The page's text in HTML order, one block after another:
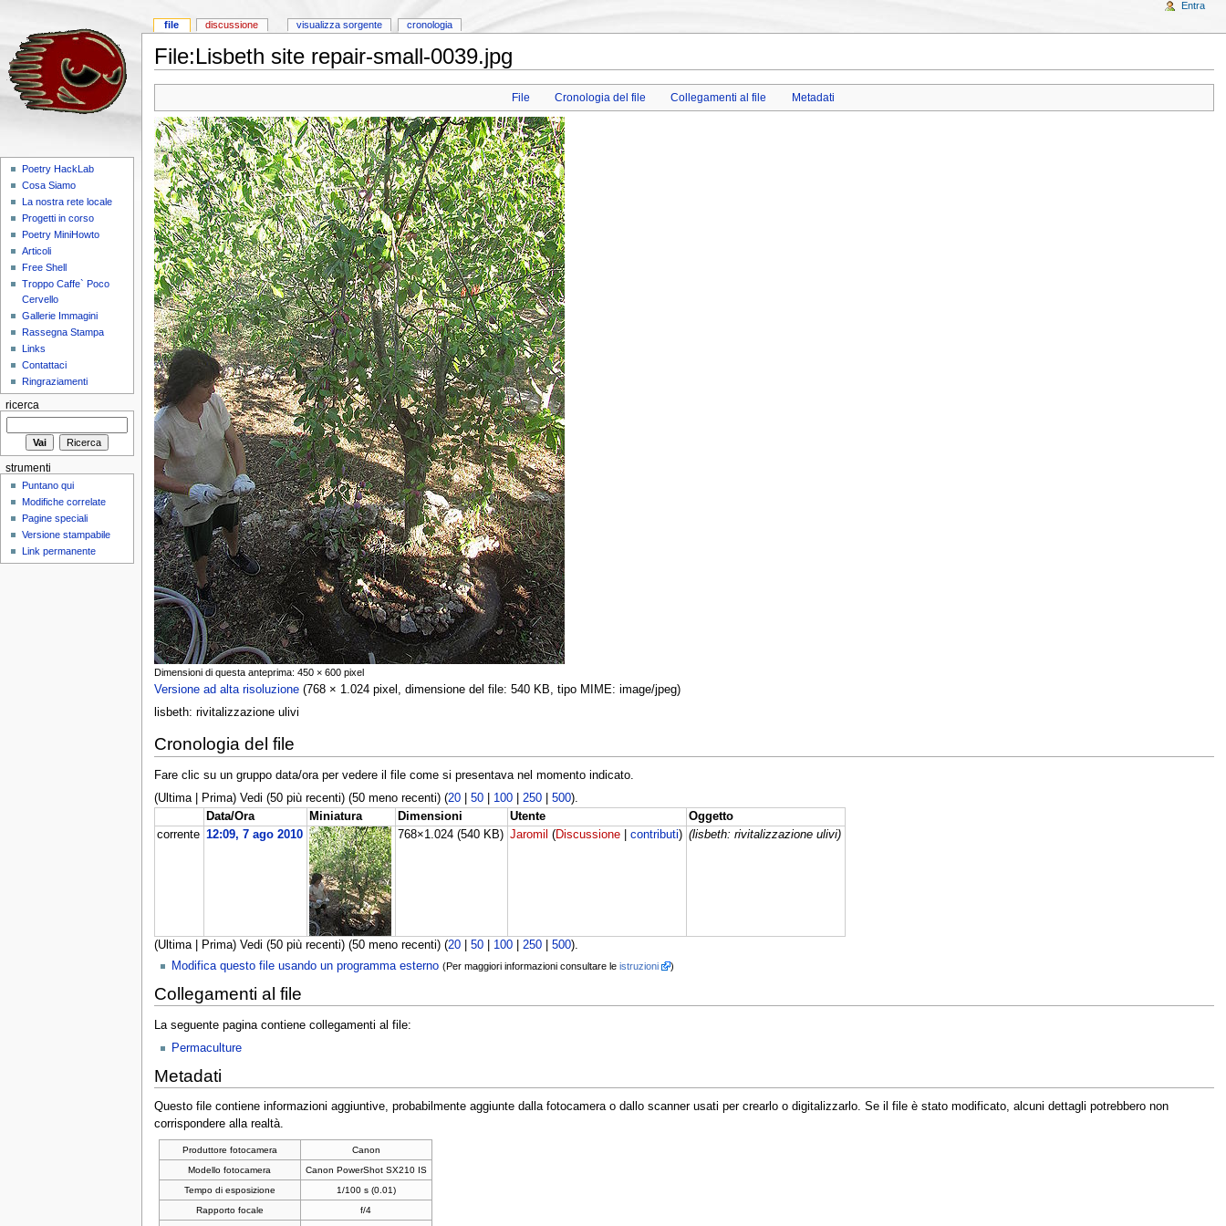
File:Lisbeth site repair-small-0039.jpg
File Cronologia del file Collegamenti al file Metadati
Dimensioni di questa anteprima: 450 × 600 pixel
Versione ad alta risoluzione‎ (768 × 1.024 pixel, dimensione del file: 540 KB, tipo MIME: image/jpeg)
lisbeth: rivitalizzazione ulivi
Cronologia del file
Fare clic su un gruppo data/ora per vedere il file come si presentava nel momento indicato.
(Ultima | Prima) Vedi (50 più recenti) (50 meno recenti) (20| 50| 100| 250| 500).
Data/Ora
Miniatura Dimensioni Utente
Oggetto
corrente 12:09, 7 ago 2010 768×1.024(540 KB) Jaromil (Discussione |contributi) (lisbeth: rivitalizzazione ulivi)
(Ultima | Prima) Vedi (50 più recenti) (50 meno recenti) (20| 50| 100| 250| 500).
Modifica questo file usando un programma esterno (Per maggiori informazioni consultare le istruzioni )
Collegamenti al file
La seguente pagina contiene collegamenti al file:
Permaculture
Metadati
Questo file contiene informazioni aggiuntive, probabilmente aggiunte dalla fotocamera o dallo scanner usati per crearlo o digitalizzarlo. Se il file è stato modificato, alcuni dettagli potrebbero non
corrispondere alla realtà.
Produttore fotocamera
Canon
Modello fotocamera
Canon PowerShot SX210 IS
Tempo di esposizione
1/100 s (0.01)
Rapporto focale
f/4
file discussione visualizza sorgente cronologia
Entra
Poetry HackLab
Cosa Siamo
La nostra rete locale
Progetti in corso
Poetry MiniHowto
Articoli
Free Shell
Troppo Caffe` Poco
Cervello
Gallerie Immagini
Rassegna Stampa
Links
Contattaci
Ringraziamenti
ricerca
strumenti
Puntano qui
Modifiche correlate
Pagine speciali
Versione stampabile
Link permanente